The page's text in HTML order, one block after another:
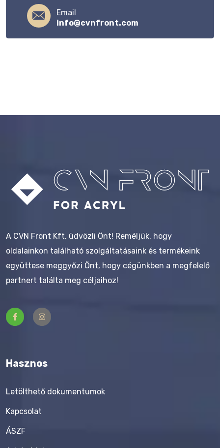
Email
info@cvnfront.com
A CVN Front Kft. üdvözli Önt! Reméljük, hogy
oldalainkon található szolgáltatásaink és termékeink
együttese meggyőzi Önt, hogy cégünkben a megfelelő
partnert találta meg céljaihoz!
Hasznos
Letölthető dokumentumok
Kapcsolat
ÁSZF